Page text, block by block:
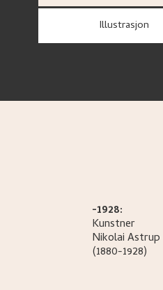
Illustrasjon
-1928:
Kunstner
NikolaiAstrup
(1880-1928)